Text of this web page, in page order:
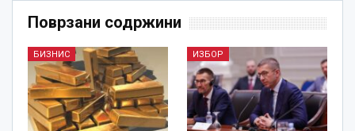
Поврзани содржини
БИЗНИС ИЗБОР